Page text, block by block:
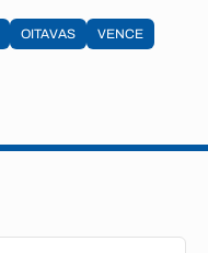
OITAVAS VENCE